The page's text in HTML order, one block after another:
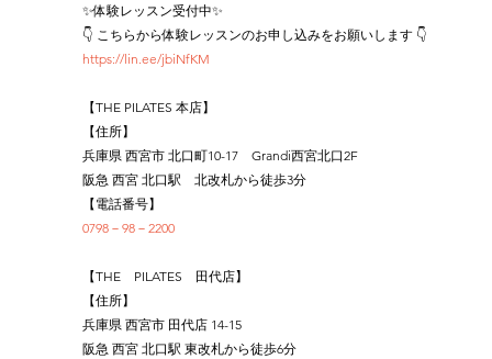
✨体験レッスン受付中✨
👇 こちらから体験レッスンのお申し込みをお願いします 👇
https://lin.ee/jbiNfKM
【THE PILATES 本店】
【住所】
兵庫県 西宮市 北口町10-17　Grandi西宮北口2F
阪急 西宮 北口駅　北改札から徒歩3分
【電話番号】
0798－98－2200
【THE　PILATES　田代店】
【住所】
兵庫県 西宮市 田代店 14-15
阪急 西宮 北口駅 東改札から徒歩6分